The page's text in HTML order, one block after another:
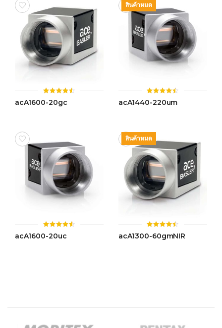
ให้
คะแนน
acA1600-20gc
สินค้าหมด
ให้
คะแนน
acA1440-220um
ให้
คะแนน
acA1600-20uc
สินค้าหมด
ให้
คะแนน
acA1300-60gmNIR